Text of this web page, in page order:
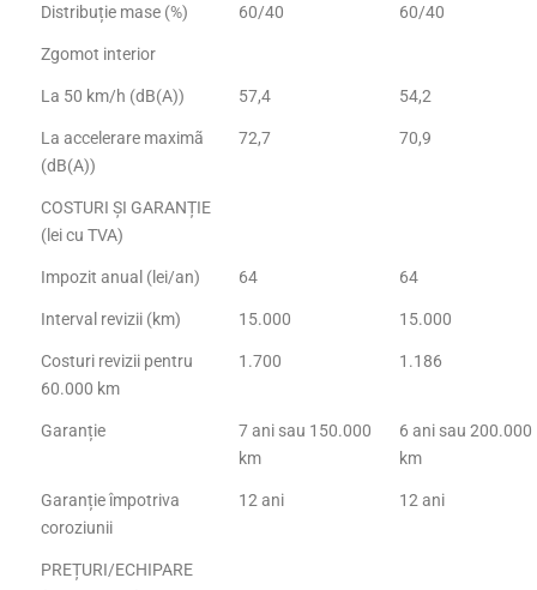
Distribuție mase (%) 60/40 60/40
Zgomot interior
La 50 km/h (dB(A)) 57,4 54,2
La accelerare maximã
(dB(A))
72,7 70,9
COSTURI ȘI GARANȚIE
(lei cu TVA)
Impozit anual (lei/an) 64 64
Interval revizii (km) 15.000 15.000
Costuri revizii pentru
60.000 km
1.700 1.186
Garanție
7 ani sau 150.000
km
6 ani sau 200.000
km
Garanție împotriva
coroziunii
12 ani 12 ani
PREȚURI/ECHIPARE